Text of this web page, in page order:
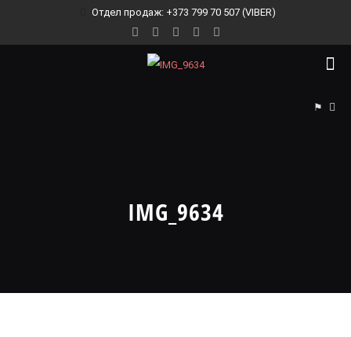
Отдел продаж: +373 799 70 507 (VIBER)
⚑
IMG_9634